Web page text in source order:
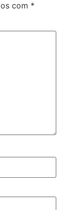
com *